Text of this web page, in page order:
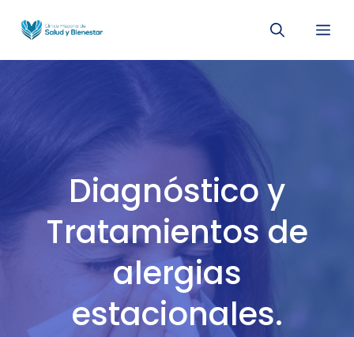
Diagnóstico y
Tratamientos de
alergias
estacionales.